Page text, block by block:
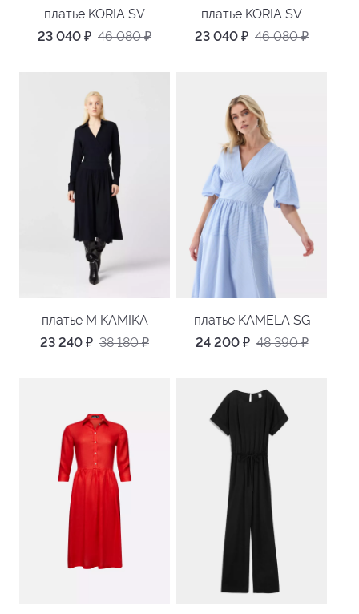
платье KORIA SV
23 040 ₽ 46 080₽
платье KORIA SV
23 040 ₽ 46 080₽
платье M KAMIKA
23 240 ₽ 38 180₽
платье KAMELA SG
24 200 ₽ 48 390₽